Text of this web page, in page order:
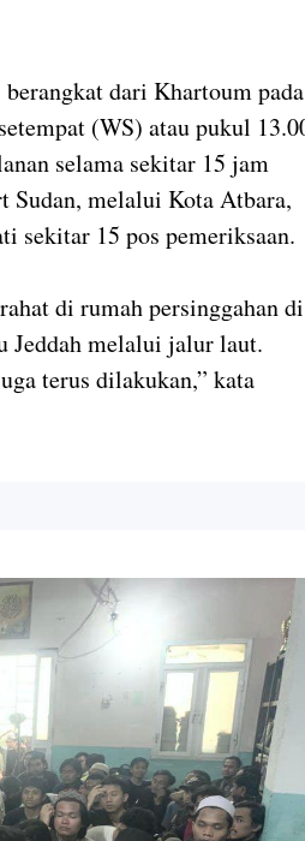
dari Khartoum pada
(WS) atau pukul
selama sekitar 15 jam
Sudan, melalui Kota Atbara,
sekitar 15 pos pemeriksaan.
di rumah persinggahan di
Jeddah melalui jalur laut.
terus dilakukan,” kata